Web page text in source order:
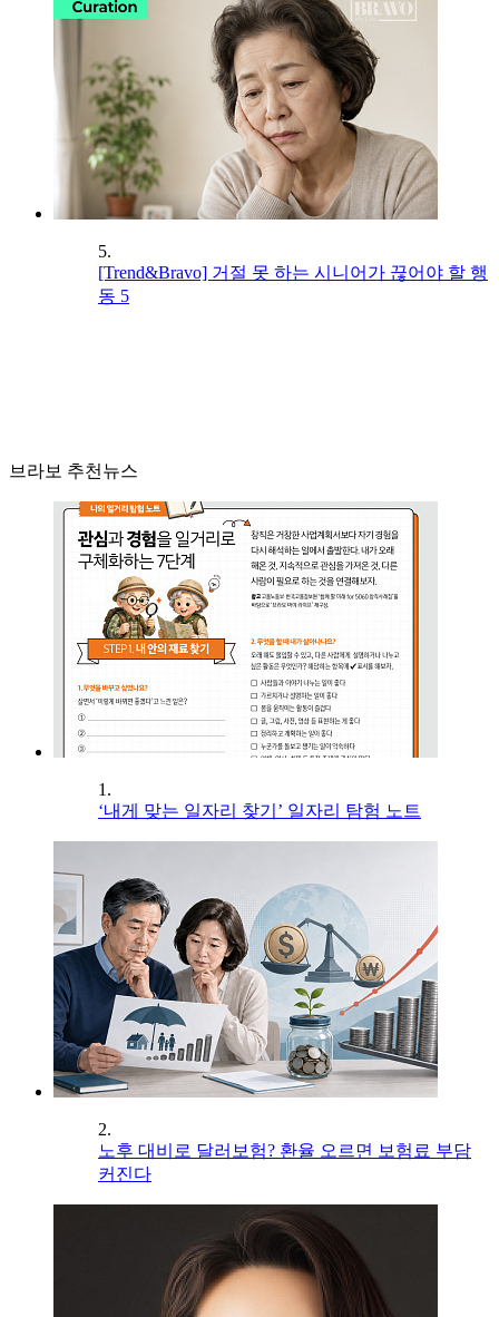
5.
[Trend&Bravo] 거절 못 하는 시니어가 끊어야 할 행
동 5
브라보 추천뉴스
1.
‘내게 맞는 일자리 찾기’ 일자리 탐험 노트
2.
노후 대비로 달러보험? 환율 오르면 보험료 부담
커진다